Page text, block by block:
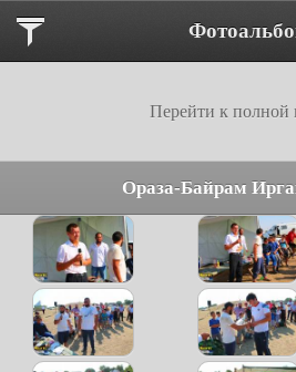
Перейти к полной
Ораза-Байрам